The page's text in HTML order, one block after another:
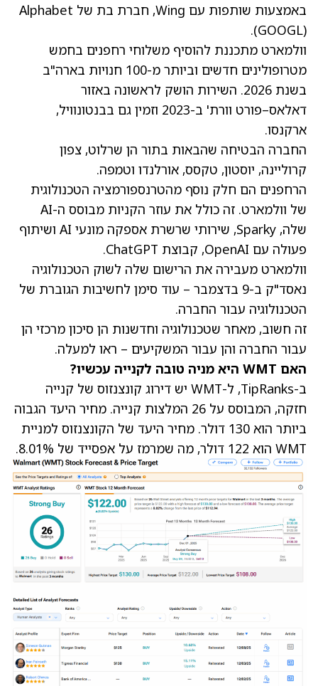
באמצעות שותפות עם Wing, חברת בת של Alphabet
(GOOGL)
.
וולמארט מתכננת להוסיף משלוחי רחפנים בחמש
מטרופולינים חדשים וביותר מ-100 חנויות בארה"ב
בשנת 2026. השירות הושק לראשונה באזור
דאלאס–פורט וורת' ב-2023 וזמין גם בבנטונוויל,
ארקנסו.
החברה הבטיחה שהבאות בתור הן שרלוט, צפון
קרוליינה, יוסטון, טקסס, אורלנדו וטמפה.
הרחפנים הם חלק נוסף מהטרנספורמציה הטכנולוגית
של וולמארט. זה כולל את עוזר הקניות מבוסס ה-AI
שלה, Sparky, שירותי שרשרת אספקה מונעי AI ושיתוף
פעולה עם OpenAI, קבוצת ChatGPT.
וולמארט מעבירה את הרישום שלה לשוק הטכנולוגיה
נאסד"ק ב-9 בדצמבר – עוד סימן לחשיבות הגוברת של
הטכנולוגיה עבור החברה.
זה חשוב, מאחר שטכנולוגיה וחדשנות הן סיכון מרכזי הן
עבור החברה והן עבור המשקיעים – ראו למעלה.
האם WMT היא מניה טובה לקנייה עכשיו?
ב-TipRanks, ל-WMT יש דירוג קונצנזוס של קנייה
חזקה, המבוסס על 26 המלצות קנייה. מחיר היעד הגבוה
ביותר הוא 130 דולר.
מחיר היעד של הקונצנזוס למניית
WMT הוא 122 דולר, מה שמרמז על אפסייד של 8.01%.